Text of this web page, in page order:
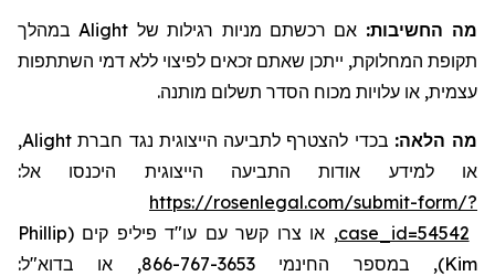
מה החשיבות: אם רכשתם מניות רגילות של Alight במהלך
תקופת המחלוקת, ייתכן שאתם זכאים לפיצוי ללא דמי השתתפות
עצמית, או עלויות מכוח הסדר תשלום מותנה.
מה הלאה: בכדי להצטרף לתביעה הייצוגית נגד חברת Alight
,
או למידע אודות התביעה הייצוגית היכנסו אל:
https://rosenlegal.com/submit-form/?
case_id=54542, או צרו קשר עם עו"ד פיליפ קים (Phillip
Kim), במספר החינמי 866-767-3653, או בדוא"ל: